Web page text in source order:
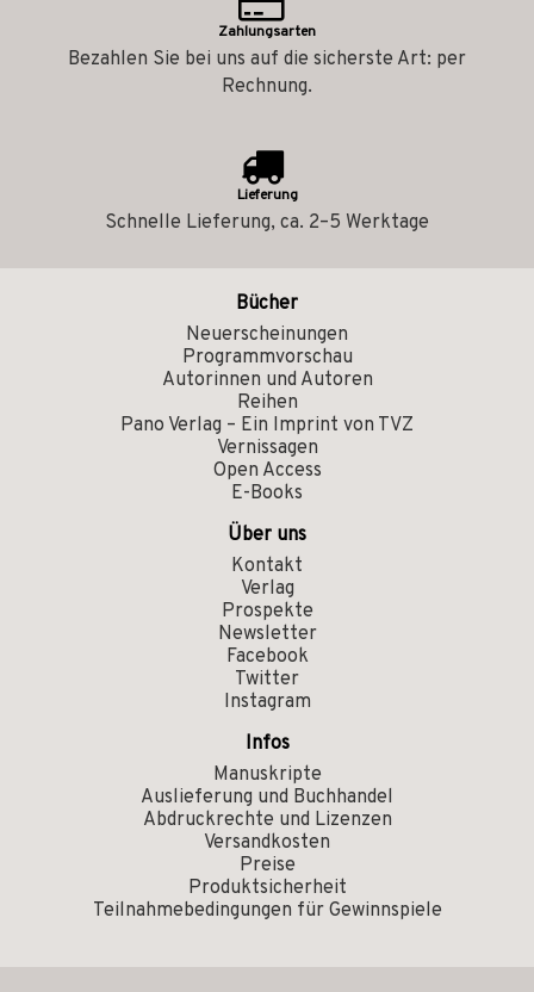
Zahlungsarten
Bezahlen Sie bei uns auf die sicherste Art: per
Rechnung.
Lieferung
Schnelle Lieferung, ca. 2–5 Werktage
Bücher
Neuerscheinungen
Programmvorschau
Autorinnen und Autoren
Reihen
Pano Verlag – Ein Imprint von TVZ
Vernissagen
Open Access
E-Books
Über uns
Kontakt
Verlag
Prospekte
Newsletter
Facebook
Twitter
Instagram
Infos
Manuskripte
Auslieferung und Buchhandel
Abdruckrechte und Lizenzen
Versandkosten
Preise
Produktsicherheit
Teilnahmebedingungen für Gewinnspiele